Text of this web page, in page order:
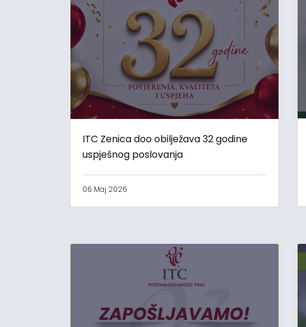
ITC Zenica doo obilježava 32 godine
uspješnog poslovanja
06 Maj 2026